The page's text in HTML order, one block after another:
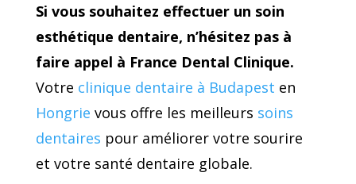
Si vous souhaitez effectuer un soin
esthétique dentaire, n’hésitez pas à
faire appel à France Dental Clinique.
Votre clinique dentaire à Budapest en
Hongrie vous offre les meilleurs soins
dentaires pour améliorer votre sourire
et votre santé dentaire globale.